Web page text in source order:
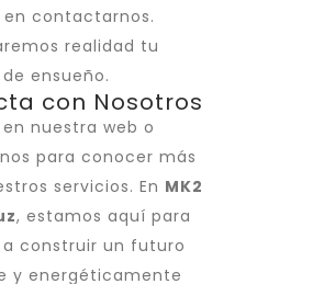
en contactarnos.
realidad tu
ensueño.
con Nosotros
nuestra web o
para conocer más
servicios. En MK2
, estamos aquí para
construir un futuro
y energéticamente